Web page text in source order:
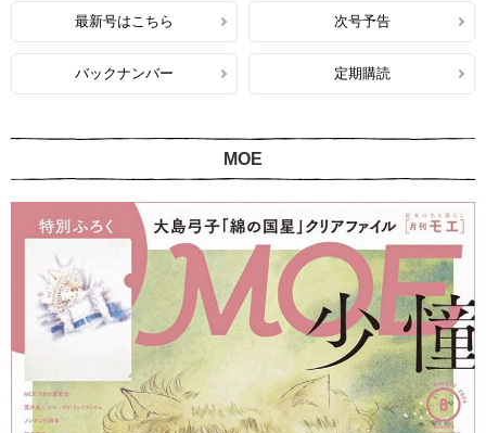
最新号はこちら 次号予告
バックナンバー 定期購読
MOE